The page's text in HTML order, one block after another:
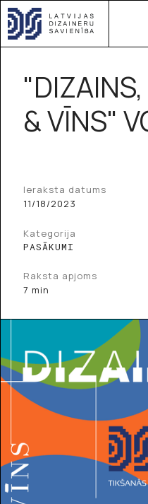
& VĪNS"
Ieraksta datums
11/18/2023
Kategorija
PASĀKUMI
Raksta apjoms
7 min